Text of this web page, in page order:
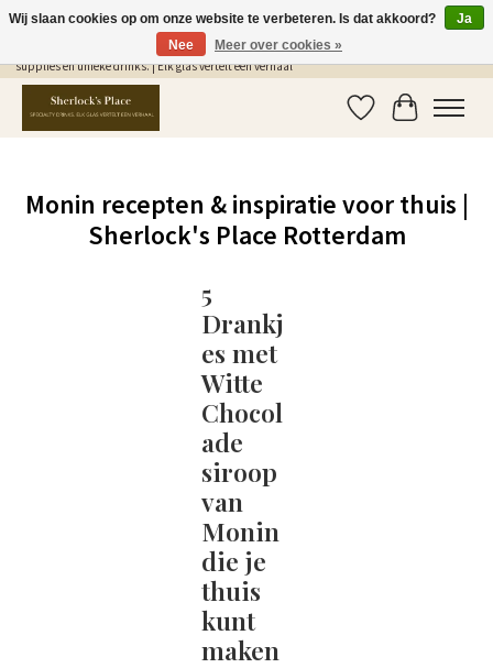
Gratis Verzending in NL vanaf €75,- | Sherlocks Place: dé plek voor MONIN siropen, bar
supplies en unieke drinks. | Elk glas vertelt een verhaal
Verlanglijst
Monin recepten & inspiratie voor thuis |
Sherlock's Place Rotterdam
5
Drankj
es met
Witte
Chocol
ade
siroop
van
Monin
die je
thuis
kunt
maken
Wij slaan cookies op om onze website te verbeteren. Is dat akkoord?
Ja
Nee
Meer over cookies »